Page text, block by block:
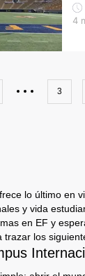
4
3
lo último en
y vida
en EF y
los